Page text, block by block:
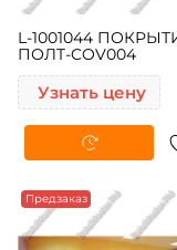
L-1001044
ПОЛT-COV004
Узнать цену
Предзаказ